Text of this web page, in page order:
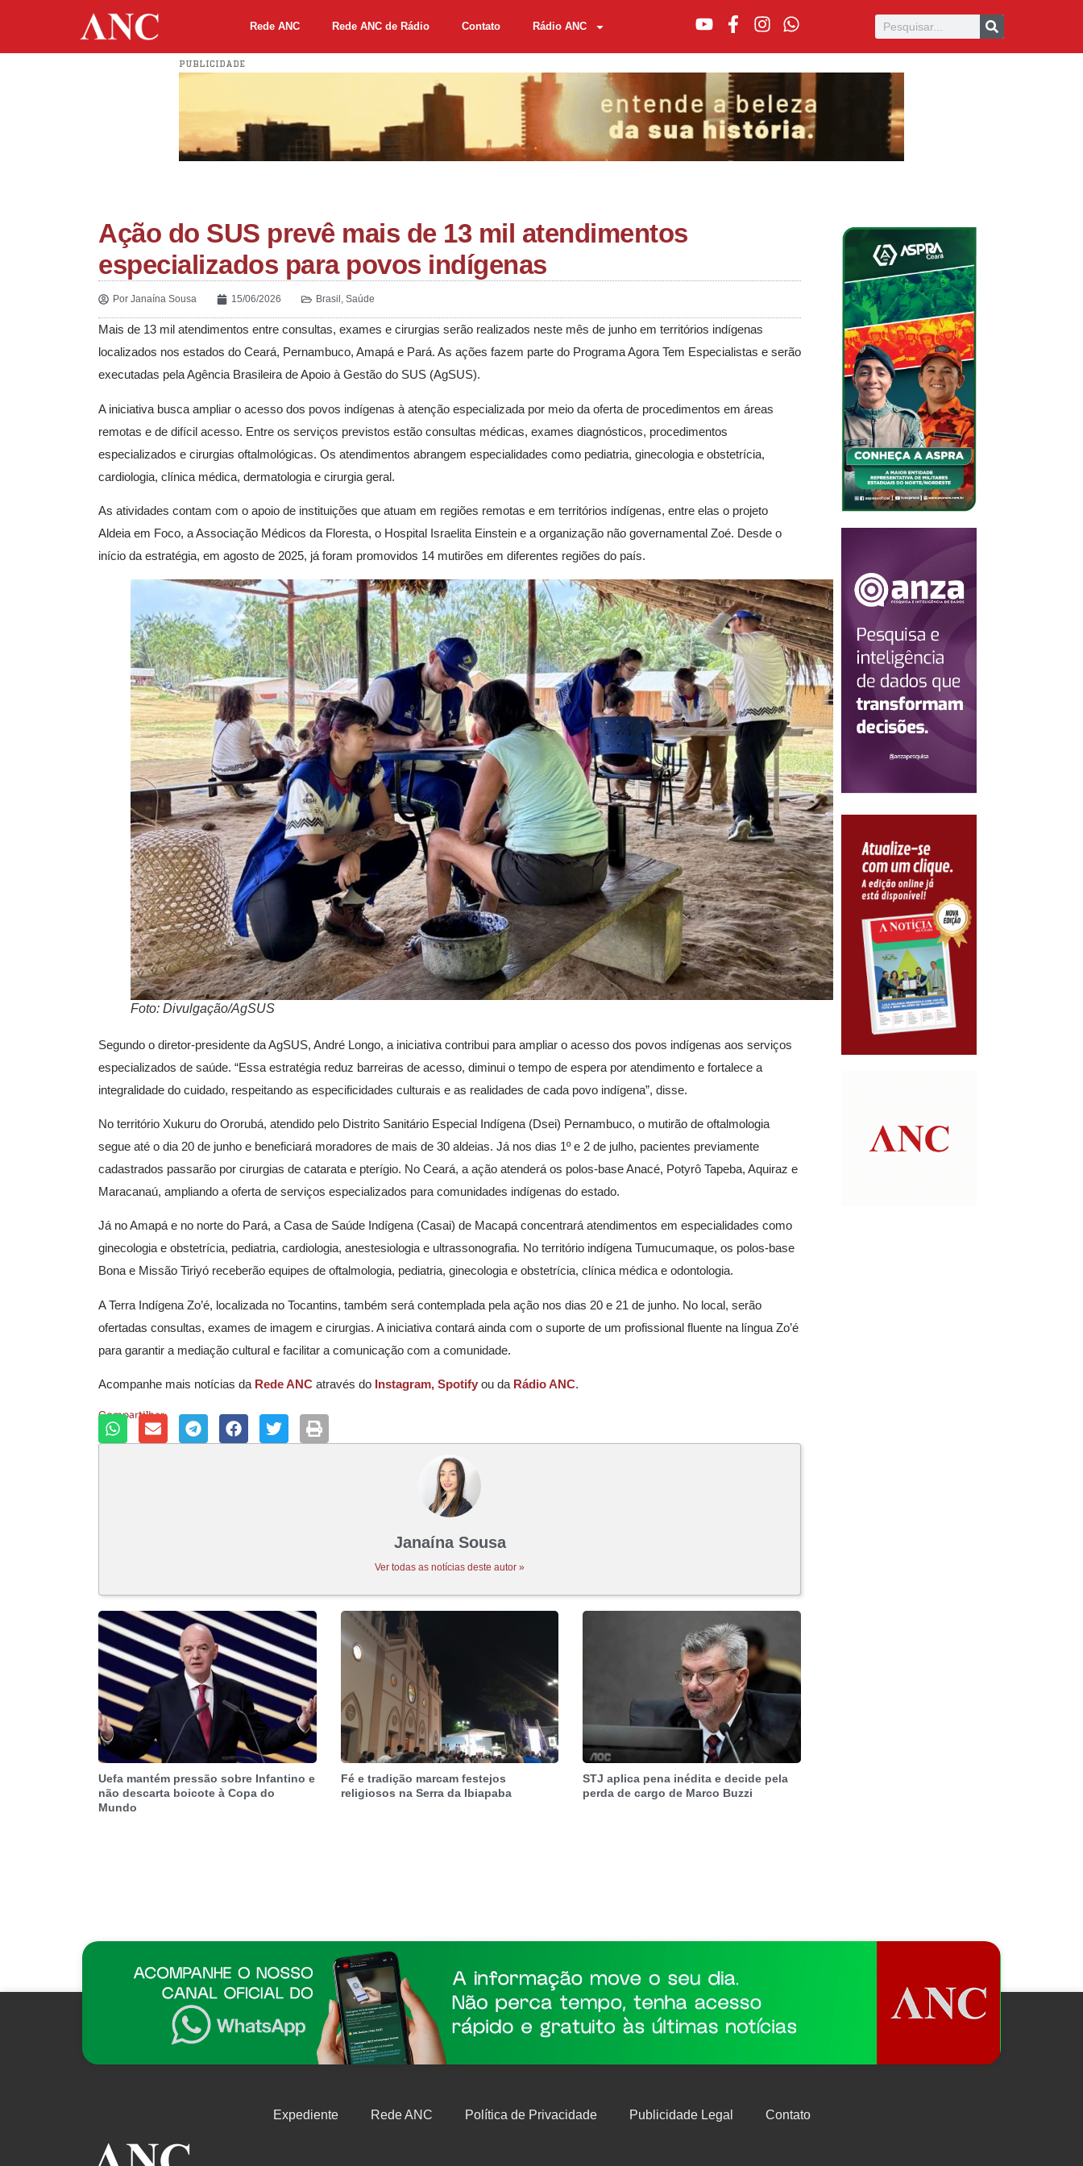
Rede ANC Rede ANC de Rádio Contato Rádio ANC
PUBLICIDADE
Ação do SUS prevê mais de 13 mil atendimentos
especializados para povos indígenas
Por Janaína Sousa 15/06/2026 Brasil , Saúde
Mais de 13 mil atendimentos entre consultas, exames e cirurgias serão realizados neste mês de junho em territórios indígenas
localizados nos estados do Ceará, Pernambuco, Amapá e Pará. As ações fazem parte do Programa Agora Tem Especialistas e serão
executadas pela Agência Brasileira de Apoio à Gestão do SUS (AgSUS).
A iniciativa busca ampliar o acesso dos povos indígenas à atenção especializada por meio da oferta de procedimentos em áreas
remotas e de difícil acesso. Entre os serviços previstos estão consultas médicas, exames diagnósticos, procedimentos
especializados e cirurgias oftalmológicas. Os atendimentos abrangem especialidades como pediatria, ginecologia e obstetrícia,
cardiologia, clínica médica, dermatologia e cirurgia geral.
As atividades contam com o apoio de instituições que atuam em regiões remotas e em territórios indígenas, entre elas o projeto
Aldeia em Foco, a Associação Médicos da Floresta, o Hospital Israelita Einstein e a organização não governamental Zoé. Desde o
início da estratégia, em agosto de 2025, já foram promovidos 14 mutirões em diferentes regiões do país.
Foto: Divulgação/AgSUS
Segundo o diretor-presidente da AgSUS, André Longo, a iniciativa contribui para ampliar o acesso dos povos indígenas aos serviços
especializados de saúde. “Essa estratégia reduz barreiras de acesso, diminui o tempo de espera por atendimento e fortalece a
integralidade do cuidado, respeitando as especificidades culturais e as realidades de cada povo indígena”, disse.
No território Xukuru do Ororubá, atendido pelo Distrito Sanitário Especial Indígena (Dsei) Pernambuco, o mutirão de oftalmologia
segue até o dia 20 de junho e beneficiará moradores de mais de 30 aldeias. Já nos dias 1º e 2 de julho, pacientes previamente
cadastrados passarão por cirurgias de catarata e pterígio. No Ceará, a ação atenderá os polos-base Anacé, Potyrô Tapeba, Aquiraz e
Maracanaú, ampliando a oferta de serviços especializados para comunidades indígenas do estado.
Já no Amapá e no norte do Pará, a Casa de Saúde Indígena (Casai) de Macapá concentrará atendimentos em especialidades como
ginecologia e obstetrícia, pediatria, cardiologia, anestesiologia e ultrassonografia. No território indígena Tumucumaque, os polos-base
Bona e Missão Tiriyó receberão equipes de oftalmologia, pediatria, ginecologia e obstetrícia, clínica médica e odontologia.
A Terra Indígena Zo’é, localizada no Tocantins, também será contemplada pela ação nos dias 20 e 21 de junho. No local, serão
ofertadas consultas, exames de imagem e cirurgias. A iniciativa contará ainda com o suporte de um profissional fluente na língua Zo’é
para garantir a mediação cultural e facilitar a comunicação com a comunidade.
Acompanhe mais notícias da Rede ANC através do Instagram, Spotify ou da Rádio ANC.
Compartilhar:
Janaína Sousa
Ver todas as notícias deste autor »
Uefa mantém pressão sobre Infantino e
não descarta boicote à Copa do
Mundo
Fé e tradição marcam festejos
religiosos na Serra da Ibiapaba
STJ aplica pena inédita e decide pela
perda de cargo de Marco Buzzi
Expediente Rede ANC Política de Privacidade Publicidade Legal Contato